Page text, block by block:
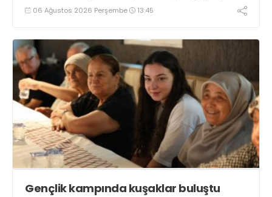
06 Ağustos 2026 Perşembe 13:45
Gençlik kampında kuşaklar buluştu